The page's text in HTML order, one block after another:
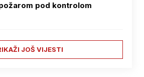
pod kontrolom
JOŠ VIJESTI